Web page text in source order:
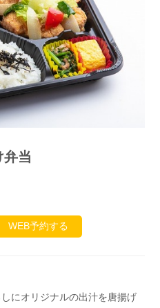
当
WEB予約する
にオリジナルの出汁を唐揚げ